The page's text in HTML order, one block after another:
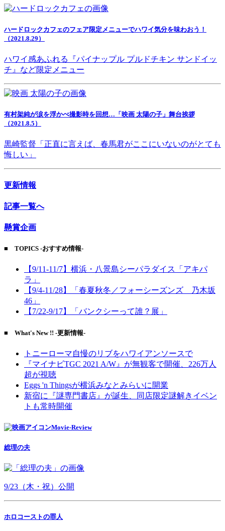
ハードロックカフェのフェア限定メニューでハワイ気分を味わおう！
（2021.8.29）
ハワイ感あふれる『パイナップル プルドチキン サンドイッ
チ』など限定メニュー
有村架純が涙を浮かべ撮影時を回想…「映画 太陽の子」舞台挨拶
（2021.8.5）
黒崎監督「正直に言えば、春馬君がここにいないのがとても
悔しい」
更新情報
記事一覧へ
懸賞企画
■ TOPICS -おすすめ情報-
【9/11-11/7】横浜・八景島シーパラダイス「アキパ
ラ」
【9/4-11/28】「春夏秋冬／フォーシーズンズ 乃木坂
46」
【7/22-9/17】「バンクシーって誰？展」
■ What's New !! -更新情報-
トニーローマ自慢のリブをハワイアンソースで
『マイナビTGC 2021 A/W』が無観客で開催、226万人
超が視聴
Eggs 'n Thingsが横浜みなとみらいに開業
新宿に『謎専門書店』が誕生、同店限定謎解きイベン
トも常時開催
Movie-Review
総理の夫
9/23（木・祝）公開
ホロコーストの罪人